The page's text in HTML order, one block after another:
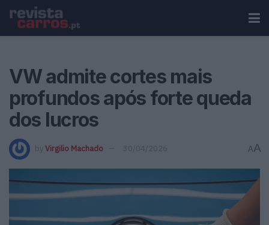
VW admite cortes mais
profundos após forte queda
dos lucros
by Virgilio Machado 30/04/2026 AA